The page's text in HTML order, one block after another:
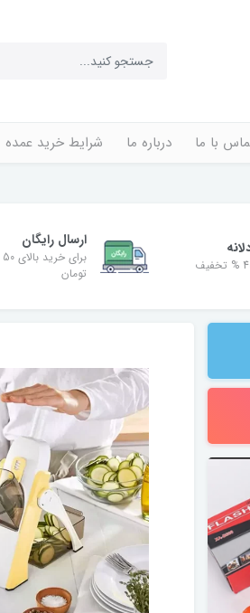
با ما درباره ما شرایط خرید عمده
ارسال رایگان
تومان